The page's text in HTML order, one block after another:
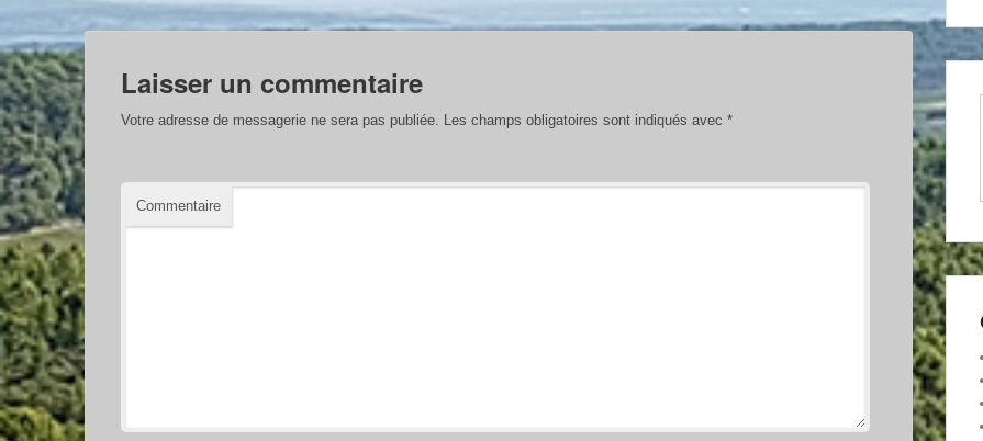
Laisser un commentaire
Votre adresse de messagerie ne sera pas publiée. Les champs obligatoires sont indiqués avec *
Commentaire